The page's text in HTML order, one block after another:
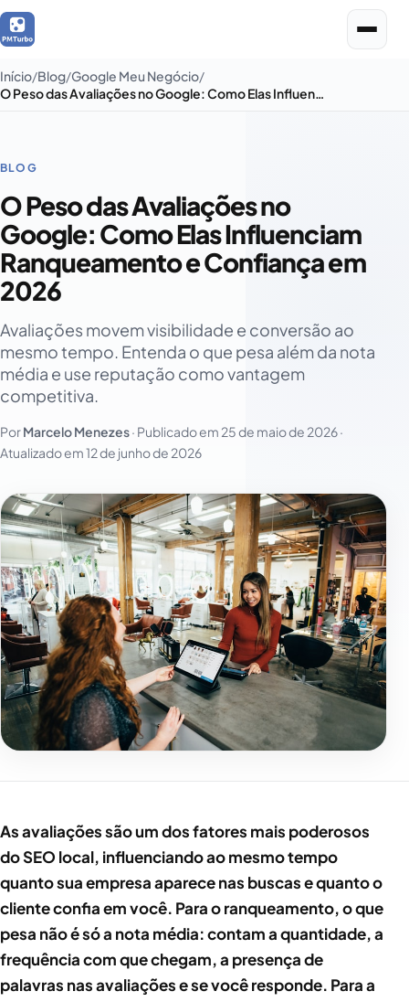
Início Blog Google Meu Negócio
BLOG
O Peso das Avaliações no
Google: Como Elas Influenciam
Ranqueamento e Confiança em
2026
Avaliações movem visibilidade e conversão ao
mesmo tempo. Entenda o que pesa além da nota
média e use reputação como vantagem
competitiva.
PorMarcelo Menezes· Publicado em 25 de maio de 2026·
Atualizado em12 de junho de 2026
As avaliações são um dos fatores mais poderosos
do SEO local, influenciando ao mesmo tempo
quanto sua empresa aparece nas buscas e quanto o
cliente confia em você. Para o ranqueamento, o que
pesa não é só a nota média: contam a quantidade, a
frequência com que chegam, a presença de
palavras nas avaliações e se você responde. Para a